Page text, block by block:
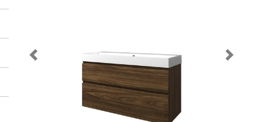
Previous Next